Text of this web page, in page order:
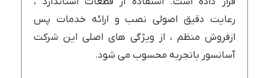
رعایت دقیق اصولی نصب و ارائه خدمات پس
ازفروش منظم ، از ویژگی های اصلی این شرکت
آسانسور باتجربه محسوب می شود.